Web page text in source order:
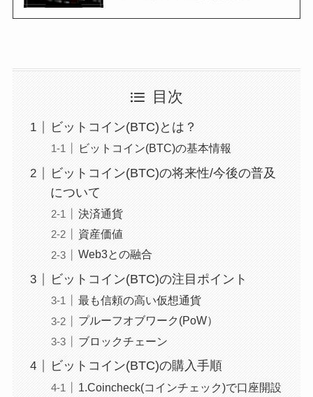
目次
ビットコイン(BTC)とは？
ビットコイン(BTC)の基本情報
ビットコイン(BTC)の将来性/今後の普及
について
決済通貨
資産価値
Web3との融合
ビットコイン(BTC)の注目ポイント
最も信頼の高い仮想通貨
プルーフオブワーク(PoW）
ブロックチェーン
ビットコイン(BTC)の購入手順
1.Coincheck(コインチェック)で口座開設